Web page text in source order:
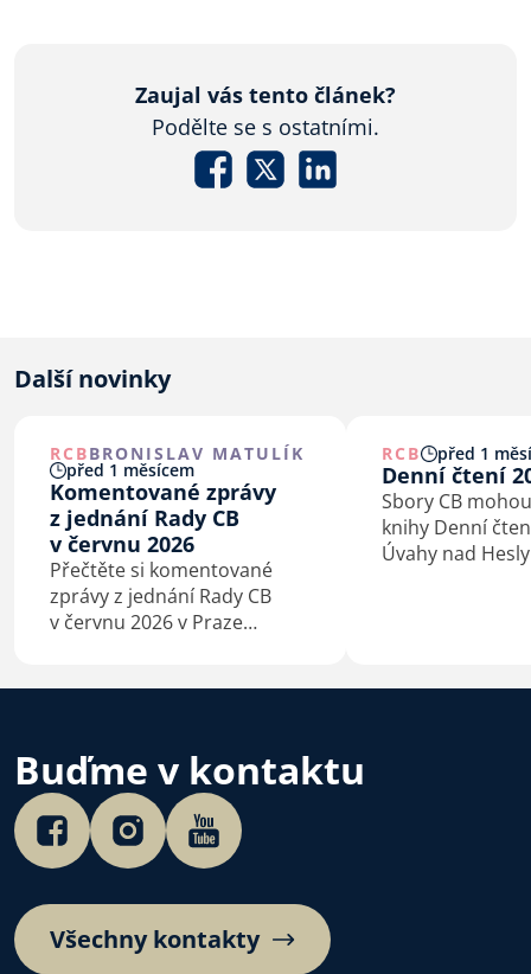
Zaujal vás tento článek?
Podělte se s ostatními.
Další novinky
RCBBRONISLAV MATULÍK
před 1 měsícem
Komentované zprávy
z jednání Rady CB
v červnu 2026
Přečtěte si komentované
zprávy z jednání Rady CB
v červnu 2026 v Praze
RCB před 1
Denní čtení
Sbory CB
knihy Denní
Úvahy nad
Buďme v kontaktu
Všechny kontakty